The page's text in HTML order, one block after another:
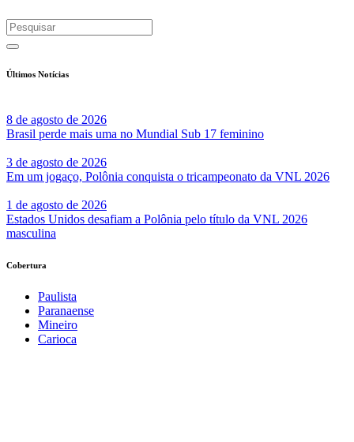
Últimos Notícias
8 de agosto de 2026
Brasil perde mais uma no Mundial Sub 17 feminino
3 de agosto de 2026
Em um jogaço, Polônia conquista o tricampeonato da VNL 2026
1 de agosto de 2026
Estados Unidos desafiam a Polônia pelo título da VNL 2026
masculina
Cobertura
Paulista
Paranaense
Mineiro
Carioca